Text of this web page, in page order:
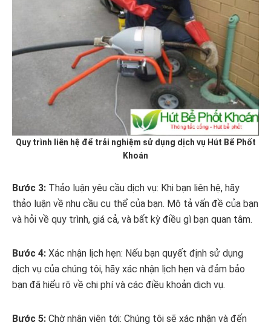
Quy trình liên hệ để trải nghiệm sử dụng dịch vụ Hút Bể Phốt
Khoán
Bước 3: Thảo luận yêu cầu dịch vụ: Khi bạn liên hệ, hãy
thảo luận về nhu cầu cụ thể của bạn. Mô tả vấn đề của bạn
và hỏi về quy trình, giá cả, và bất kỳ điều gì bạn quan tâm.
Bước 4: Xác nhận lịch hẹn: Nếu bạn quyết định sử dụng
dịch vụ của chúng tôi, hãy xác nhận lịch hẹn và đảm bảo
bạn đã hiểu rõ về chi phí và các điều khoản dịch vụ.
Bước 5: Chờ nhân viên tới: Chúng tôi sẽ xác nhận và đến